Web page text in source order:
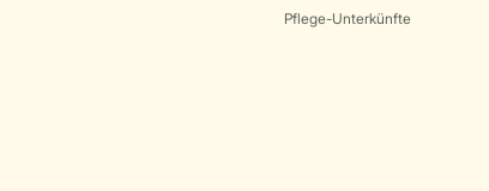
Pflege-Unterkünfte